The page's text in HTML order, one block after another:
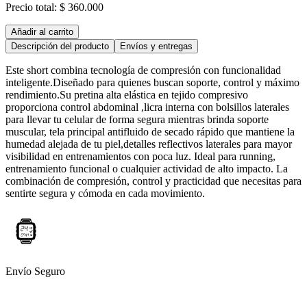
Precio total: $ 360.000
Añadir al carrito
Descripción del producto
Envíos y entregas
Este short combina tecnología de compresión con funcionalidad
inteligente.Diseñado para quienes buscan soporte, control y máximo
rendimiento.Su pretina alta elástica en tejido compresivo
proporciona control abdominal ,licra interna con bolsillos laterales
para llevar tu celular de forma segura mientras brinda soporte
muscular, tela principal antifluido de secado rápido que mantiene la
humedad alejada de tu piel,detalles reflectivos laterales para mayor
visibilidad en entrenamientos con poca luz. Ideal para running,
entrenamiento funcional o cualquier actividad de alto impacto. La
combinación de compresión, control y practicidad que necesitas para
sentirte segura y cómoda en cada movimiento.
Envío Seguro